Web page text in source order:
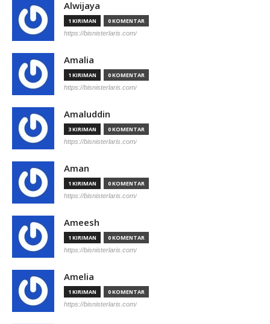
Alwijaya
1 KIRIMAN 0 KOMENTAR
https://bisnisterlaris.com/
Amalia
1 KIRIMAN 0 KOMENTAR
https://bisnisterlaris.com/
Amaluddin
3 KIRIMAN 0 KOMENTAR
https://bisnisterlaris.com/
Aman
1 KIRIMAN 0 KOMENTAR
https://bisnisterlaris.com/
Ameesh
1 KIRIMAN 0 KOMENTAR
https://bisnisterlaris.com/
Amelia
1 KIRIMAN 0 KOMENTAR
https://bisnisterlaris.com/